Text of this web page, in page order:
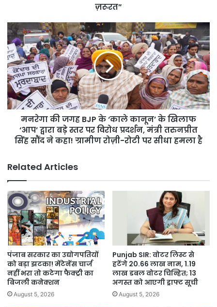
सेहत-
शिक्षा
की
तस्वीरें,
लोग
बोले-
“मान
सरकार
समझती
ज़रूरत”
ज़रूरत”
मनरेगा
की
जगह
BJP
के
‘काले
कानून’
के
खिलाफ
विरोध
प्रदर्शन,
मंत्री
तरुनप्रीत
सिंह
सौंद
ने
कहा!
ग्रामीण
रोज़ी-
रोटी
पर
सीधा
मनरेगा की जगह BJP के ‘काले कानून’ के खिलाफ
‘आप’ द्वारा बड़े स्तर पर विरोध प्रदर्शन, मंत्री तरुनप्रीत
सिंह सौंद ने कहा! ग्रामीण रोज़ी-रोटी पर सीधा हमला है
Related Articles
पंजाब सरकार का उद्योगपतियों
को बड़ा झटका! मेंटेनेंस चार्ज
नहीं भरा तो कटेगा फैक्ट्री का
बिजली कनेक्शन
August 5, 2026
Punjab SIR: वोटर लिस्ट से
हटेंगे 20.66 लाख नाम, 1.19
लाख डबल वोटर चिन्हित; 13
अगस्त को आएगी ड्राफ्ट सूची
August 5, 2026